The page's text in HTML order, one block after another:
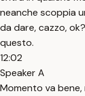
neanche scoppia
da dare, cazzo,
questo.
12:02
Speaker A
Momento va